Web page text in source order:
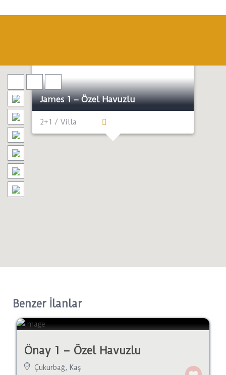
James 1 – Özel Havuzlu
2+1 / Villa
Benzer İlanlar
Önay 1 – Özel Havuzlu
Çukurbağ, Kaş